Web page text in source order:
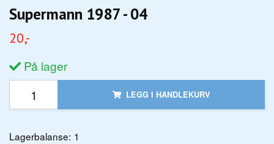
Supermann 1987 - 04
20,-
På lager
LEGG I HANDLEKURV
Lagerbalanse: 1